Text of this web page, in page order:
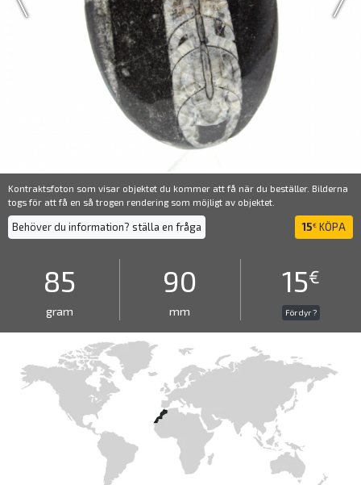
Kontraktsfoton som visar objektet du kommer att få när du beställer. Bilderna
togs för att få en så trogen rendering som möjligt av objektet.
Behöver du information? ställa en fråga 15€ KÖPA
85
gram
90
mm
15€
För dyr ?